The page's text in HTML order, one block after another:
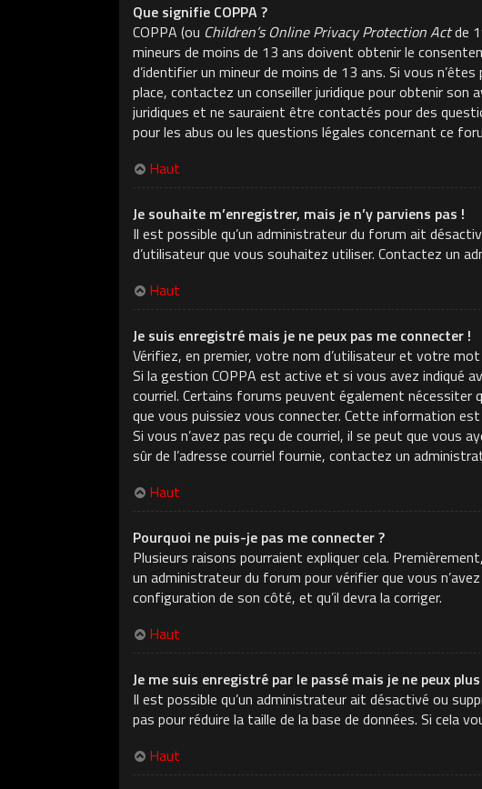
Que signifie COPPA ?
COPPA (ou Children’s Online Privacy Protection Actde
mineurs de moins de 13 ans doivent obtenir le
d’identifier un mineur de moins de 13 ans. Si vous
place, contactez un conseiller juridique pour obtenir
juridiques et ne sauraient être contactés pour des
pour les abus ou les questions légales concernant ce
Haut
Je souhaite m’enregistrer, mais je n’y parviens pas !
Il est possible qu’un administrateur du forum ait
d’utilisateur que vous souhaitez utiliser. Contactez un
Haut
Je suis enregistré mais je ne peux pas me connecter !
Vérifiez, en premier, votre nom d’utilisateur et votre
Si la gestion COPPA est active et si vous avez indiqué
courriel. Certains forums peuvent également
que vous puissiez vous connecter. Cette information
Si vous n’avez pas reçu de courriel, il se peut que
sûr de l’adresse courriel fournie, contactez un
Haut
Pourquoi ne puis-je pas me connecter ?
Plusieurs raisons pourraient expliquer cela.
un administrateur du forum pour vérifier que vous
configuration de son côté, et qu’il devra la corriger.
Haut
Je me suis enregistré par le passé mais je ne peux
Il est possible qu’un administrateur ait désactivé ou
pas pour réduire la taille de la base de données. Si
Haut